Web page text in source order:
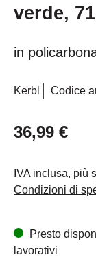
verde,
in
Kerbl Codice
36,99 €
IVA inclusa, più
Condizioni di
Presto
lavorativi